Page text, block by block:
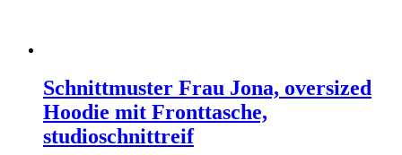
Schnittmuster Frau Jona, oversized
Hoodie mit Fronttasche,
studioschnittreif